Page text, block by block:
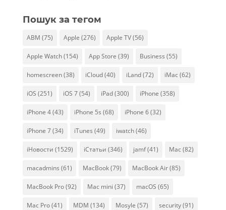
Пошук за тегом
ABM (75) Apple (276) Apple TV(56)
Apple Watch(154) App Store (39) Business (55)
homescreen(38) iCloud(40) iLand(72) iMac (62)
iOS (251) iOS 7(54) iPad(300) iPhone (358)
iPhone 4(43) iPhone 5s (68) iPhone 6(32)
iPhone 7(34) iTunes (49) iwatch(46)
iНовости (1529) iСтатьи (346) jamf(41) Mac (82)
macadmins (61) MacBook(79) MacBook Air(85)
MacBook Pro(92) Mac mini (37) macOS (65)
Mac Pro(41) MDM (134) Mosyle (57) security(91)